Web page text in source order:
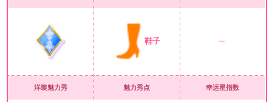
鞋子
洋装魅力秀 魅力秀点 幸运星指数